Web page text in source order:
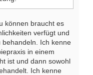
können braucht es
verfügt und
Ich kenne
in einem
ist und dann sowohl
Ich kenne